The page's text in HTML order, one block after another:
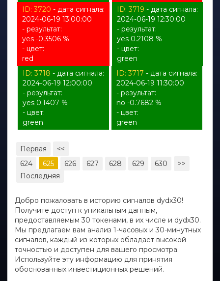
ID: 3720 - дата сигнала:
2024-06-19 13:00:00
- результат:
yes -0.3506 %
- цвет:
red
ID: 3719 - дата сигнала:
2024-06-19 12:30:00
- результат:
yes 0.2108 %
- цвет:
green
ID: 3718 - дата сигнала:
2024-06-19 12:00:00
- результат:
yes 0.1407 %
- цвет:
green
ID: 3717 - дата сигнала:
2024-06-19 11:30:00
- результат:
no -0.7682 %
- цвет:
green
Первая
<<
624
625 626 627 628 629 630
>>
Последняя
Добро пожаловать в историю сигналов dydx30!
Получите доступ к уникальным данным,
предоставляемым 30 токенами, в их числе и dydx30.
Мы предлагаем вам анализ 1-часовых и 30-минутных
сигналов, каждый из которых обладает высокой
точностью и доступен для вашего просмотра.
Используйте эту информацию для принятия
обоснованных инвестиционных решений.